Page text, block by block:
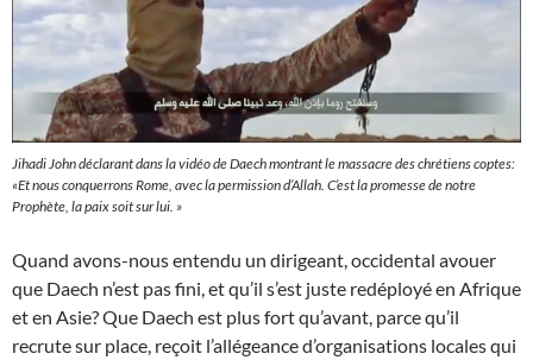
Jihadi John déclarant dans la vidéo de Daech montrant le massacre des chrétiens coptes:
«Et nous conquerrons Rome, avec la permission d’Allah. C’est la promesse de notre
Prophète, la paix soit sur lui. »
Quand avons-nous entendu un dirigeant, occidental avouer
que Daech n’est pas fini, et qu’il s’est juste redéployé en Afrique
et en Asie? Que Daech est plus fort qu’avant, parce qu’il
recrute sur place, reçoit l’allégeance d’organisations locales qui